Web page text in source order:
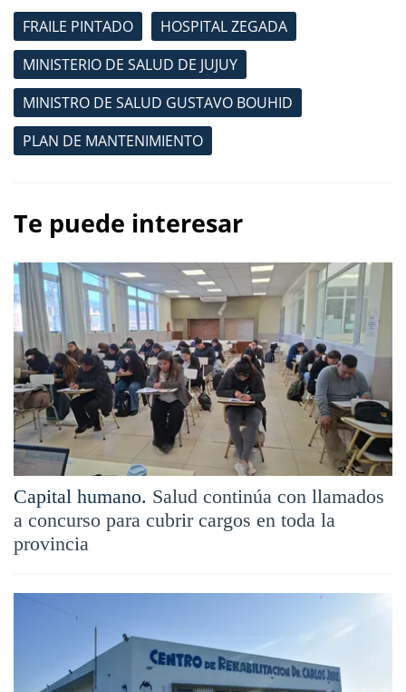
FRAILE PINTADO
HOSPITAL ZEGADA
MINISTERIO DE SALUD DE JUJUY
MINISTRO DE SALUD GUSTAVO BOUHID
PLAN DE MANTENIMIENTO
Te puede interesar
Capital humano. Salud continúa con llamados
a concurso para cubrir cargos en toda la
provincia